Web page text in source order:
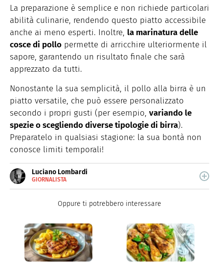
La preparazione è semplice e non richiede particolari
abilità culinarie, rendendo questo piatto accessibile
anche ai meno esperti. Inoltre, la marinatura delle
cosce di pollo permette di arricchire ulteriormente il
sapore, garantendo un risultato finale che sarà
apprezzato da tutti.
Nonostante la sua semplicità, il pollo alla birra è un
piatto versatile, che può essere personalizzato
secondo i propri gusti (per esempio, variando le
spezie o scegliendo diverse tipologie di birra).
Preparatelo in qualsiasi stagione: la sua bontà non
conosce limiti temporali!
Luciano Lombardi
GIORNALISTA
Giornalista professionista, oggi si occupa
Oppure ti potrebbero interessare